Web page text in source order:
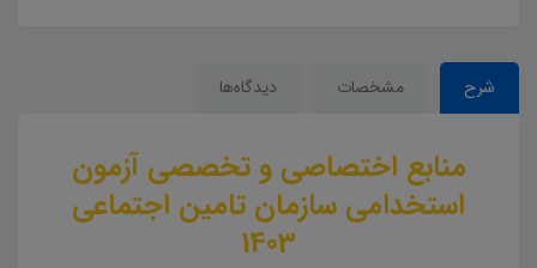
شرح مشخصات دیدگاه‌ها
منابع اختصاصی و تخصصی آزمون
استخدامی سازمان تامین اجتماعی
1403